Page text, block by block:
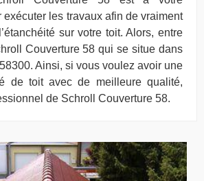
les travaux afin de vraiment
sur votre toit. Alors, entre
Couverture 58 qui se situe dans
Ainsi, si vous voulez avoir une
de toit avec de meilleure qualité,
de Schroll Couverture 58.